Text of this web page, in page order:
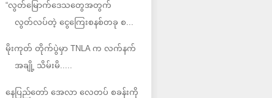
“လွတ်မြောက်ဒေသတွေအတွက်
လွတ်လပ်တဲ့ ငွေကြေးစနစ်တခု စ...
မိုးကုတ် တိုက်ပွဲမှာ TNLA က လက်နက်
အချို့ သိမ်းမိ.....
နေပြည်တော် အေလာ လေတပ် စခန်းကို